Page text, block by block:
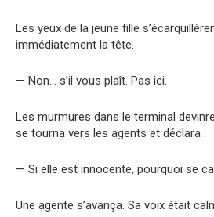
Les yeux de la jeune fille
immédiatement la tête.
— Non… s’il vous plaît. Pas ici.
Les murmures dans le terminal
se tourna vers les agents et déclara :
— Si elle est innocente, pourquoi se
Une agente s’avança. Sa voix était